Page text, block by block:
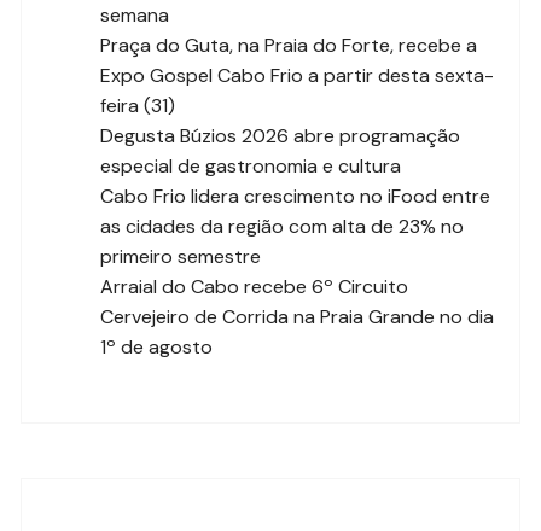
semana
Praça do Guta, na Praia do Forte, recebe a
Expo Gospel Cabo Frio a partir desta sexta-
feira (31)
Degusta Búzios 2026 abre programação
especial de gastronomia e cultura
Cabo Frio lidera crescimento no iFood entre
as cidades da região com alta de 23% no
primeiro semestre
Arraial do Cabo recebe 6º Circuito
Cervejeiro de Corrida na Praia Grande no dia
1º de agosto